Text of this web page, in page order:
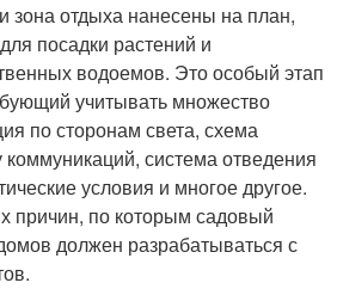
зона отдыха нанесены на план,
посадки растений и
водоемов. Это особый этап
учитывать множество
по сторонам света, схема
коммуникаций, система отведения
условия и многое другое.
причин, по которым садовый
должен разрабатываться с